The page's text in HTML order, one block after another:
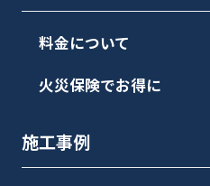
料金について
火災保険でお得に
施工事例